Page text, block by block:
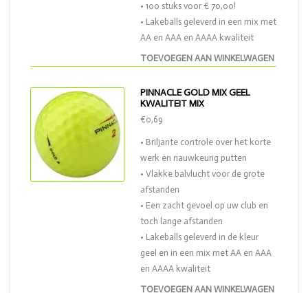
TOEVOEGEN AAN WINKELWAGEN
• 100 stuks voor € 70,00!
• Lakeballs geleverd in een mix met
AA en AAA en AAAA kwaliteit
PINNACLE GOLD MIX GEEL
KWALITEIT MIX
TOEVOEGEN AAN WINKELWAGEN
€0,69
• Briljante controle over het korte
werk en nauwkeurig putten
• Vlakke balvlucht voor de grote
afstanden
• Een zacht gevoel op uw club en
toch lange afstanden
• Lakeballs geleverd in de kleur
geel en in een mix met AA en AAA
en AAAA kwaliteit